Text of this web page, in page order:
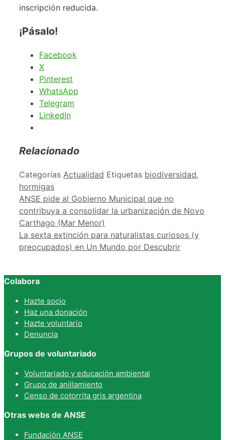
inscripción reducida.
¡Pásalo!
Facebook
X
Pinterest
WhatsApp
Telegram
LinkedIn
Relacionado
Categorías Actualidad Etiquetas biodiversidad,
hormigas
ANSE pide al Gobierno Municipal que no
contribuya a consolidar la urbanización de Novo
Carthago (Mar Menor)
La sexta extinción para naturalistas curiosos (y
preocupados) en Un Mundo por Descubrir
Colabora
Hazte socio
Haz una donación
Hazte voluntario
Denuncia
Grupos de voluntariado
Voluntariado y educación ambiental
Grupo de anillamiento
Censo de cotorrita gris argentina
Otras webs de ANSE
Fundación ANSE